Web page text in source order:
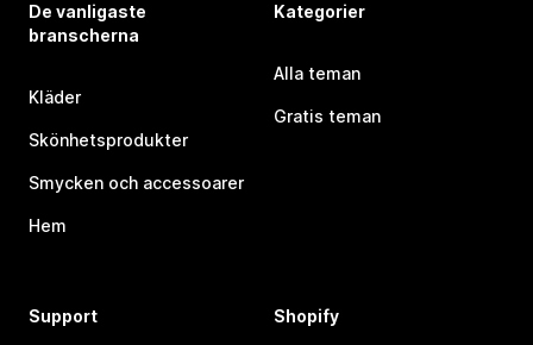
De vanligaste
branscherna
Kläder
Skönhetsprodukter
Smycken och accessoarer
Hem
Kategorier
Alla teman
Gratis teman
Support Shopify